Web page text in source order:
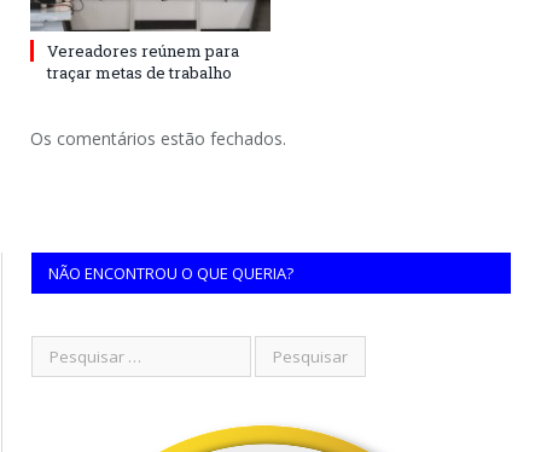
Vereadores reúnem para
traçar metas de trabalho
Os comentários estão fechados.
NÃO ENCONTROU O QUE QUERIA?